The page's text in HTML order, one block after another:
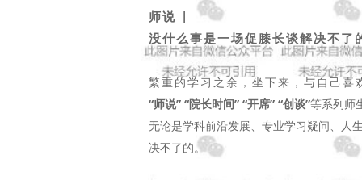
师说 |
没什么事是一场促膝长谈解决不了
繁重的学习之余，坐下来，与自己
“师说” “院长时间” “开席” “创谈”等系列师
无论是学科前沿发展、专业学习疑问、人
决不了的。